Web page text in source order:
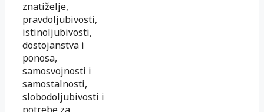
znatiželje,
pravdoljubivosti,
istinoljubivosti,
dostojanstva i
ponosa,
samosvojnosti i
samostalnosti,
slobodoljubivosti i